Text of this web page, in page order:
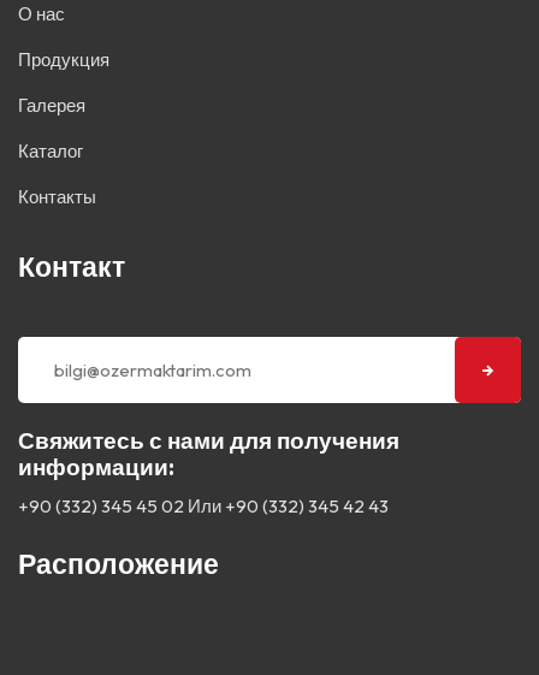
О нас
Продукция
Галерея
Каталог
Контакты
Контакт
Свяжитесь с нами для получения
информации:
+90 (332) 345 45 02 Или +90 (332) 345 42 43
Расположение